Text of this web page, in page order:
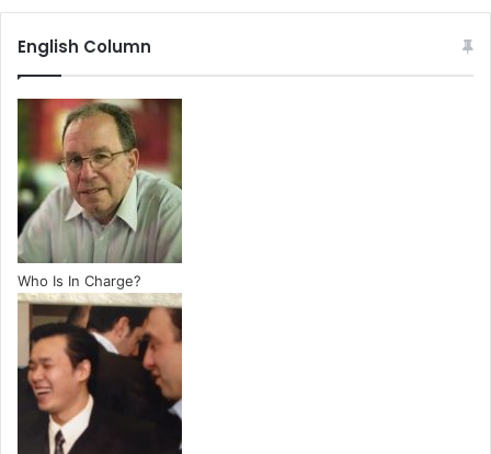
English Column
Who Is In Charge?